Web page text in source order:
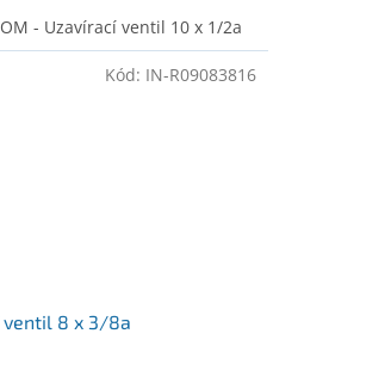
- Uzavírací ventil 10 x 1/2a
ventil 8 x 3/8a
Kód: IN-R09083816